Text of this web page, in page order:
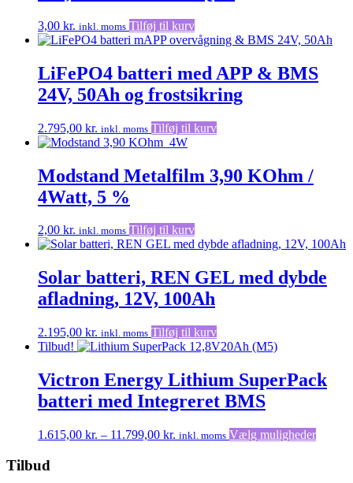
3,00 kr. inkl. moms Tilføj til kurv
LiFePO4 batteri med APP & BMS
24V, 50Ah og frostsikring
2.795,00 kr. inkl. moms Tilføj til kurv
Modstand Metalfilm 3,90 KOhm /
4Watt, 5 %
2,00 kr. inkl. moms Tilføj til kurv
Solar batteri, REN GEL med dybde
afladning, 12V, 100Ah
2.195,00 kr. inkl. moms Tilføj til kurv
Tilbud!
Victron Energy Lithium SuperPack
batteri med Integreret BMS
1.615,00 kr. – 11.799,00 kr. Prisinterval:
inkl. moms Vælg mulighederDette
Tilbud